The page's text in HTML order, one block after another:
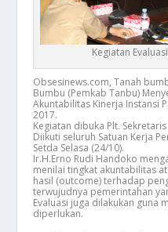
Kegiatan
Obsesinews.com, Tanah
Bumbu (Pemkab Tanbu)
Akuntabilitas Kinerja Instansi
2017.
Kegiatan dibuka Plt.
Diikuti seluruh Satuan Kerja
Setda Selasa (24/10).
Ir.H.Erno Rudi Handoko
menilai tingkat akuntabilitas
hasil (outcome) terhadap
terwujudnya pemerintahan
Evaluasi juga dilakukan guna
diperlukan.